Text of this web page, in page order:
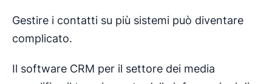
Gestire i contatti su più sistemi può diventare
complicato.
Il software CRM per il settore dei media